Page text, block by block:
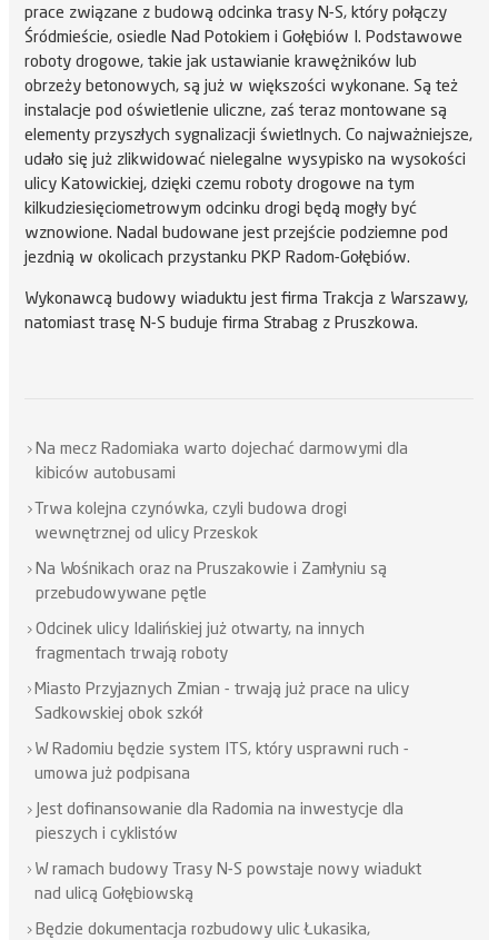
prace związane z budową odcinka trasy N-S, który połączy
Śródmieście, osiedle Nad Potokiem i Gołębiów I. Podstawowe
roboty drogowe, takie jak ustawianie krawężników lub
obrzeży betonowych, są już w większości wykonane. Są też
instalacje pod oświetlenie uliczne, zaś teraz montowane są
elementy przyszłych sygnalizacji świetlnych. Co najważniejsze,
udało się już zlikwidować nielegalne wysypisko na wysokości
ulicy Katowickiej, dzięki czemu roboty drogowe na tym
kilkudziesięciometrowym odcinku drogi będą mogły być
wznowione. Nadal budowane jest przejście podziemne pod
jezdnią w okolicach przystanku PKP Radom-Gołębiów.
Wykonawcą budowy wiaduktu jest firma Trakcja z Warszawy,
natomiast trasę N-S buduje firma Strabag z Pruszkowa.
Na mecz Radomiaka warto dojechać darmowymi dla
kibiców autobusami
Trwa kolejna czynówka, czyli budowa drogi
wewnętrznej od ulicy Przeskok
Na Wośnikach oraz na Pruszakowie i Zamłyniu są
przebudowywane pętle
Odcinek ulicy Idalińskiej już otwarty, na innych
fragmentach trwają roboty
Miasto Przyjaznych Zmian - trwają już prace na ulicy
Sadkowskiej obok szkół
W Radomiu będzie system ITS, który usprawni ruch -
umowa już podpisana
Jest dofinansowanie dla Radomia na inwestycje dla
pieszych i cyklistów
W ramach budowy Trasy N-S powstaje nowy wiadukt
nad ulicą Gołębiowską
Będzie dokumentacja rozbudowy ulic Łukasika,